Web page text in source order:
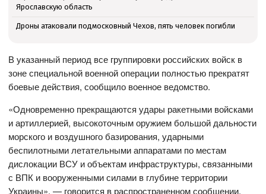
Ярославскую область
Дроны атаковали подмосковный Чехов, пять человек погибли
В указанный период все группировки российских войск в
зоне специальной военной операции полностью прекратят
боевые действия, сообщило военное ведомство.
«Одновременно прекращаются удары ракетными войсками
и артиллерией, высокоточным оружием большой дальности
морского и воздушного базирования, ударными
беспилотными летательными аппаратами по местам
дислокации ВСУ и объектам инфраструктуры, связанными
с ВПК и вооруженными силами в глубине территории
Украины», — говорится в распространенном сообщении.